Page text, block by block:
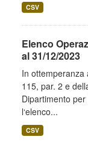
CSV
Elenco
al 31/12/2023
In ottemperanza
115, par. 2 e
Dipartimento
l‘elenco...
CSV